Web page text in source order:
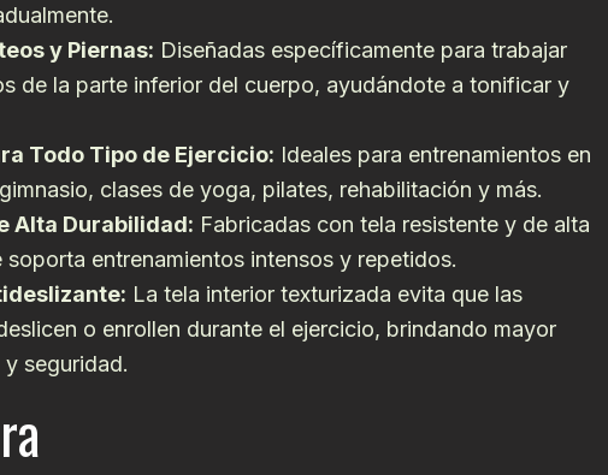
y Piernas: Diseñadas específicamente para trabajar
de la parte inferior del cuerpo, ayudándote a tonificar y
Todo Tipo de Ejercicio: Ideales para entrenamientos en
clases de yoga, pilates, rehabilitación y más.
Alta Durabilidad: Fabricadas con tela resistente y de alta
soporta entrenamientos intensos y repetidos.
La tela interior texturizada evita que las
o enrollen durante el ejercicio, brindando mayor
seguridad.